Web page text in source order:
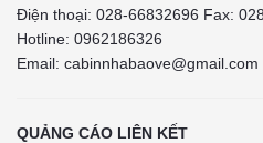
Điện thoại: 028-66832696 Fax:
Hotline: 0962186326
Email: cabinnhabaove@gmail.com
QUẢNG CÁO LIÊN KẾT